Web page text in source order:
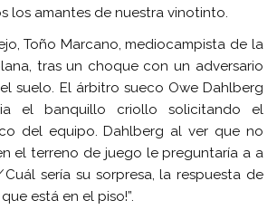
los amantes de nuestra vinotinto.
Toño Marcano, mediocampista de la
tras un choque con un adversario
suelo. El árbitro sueco Owe Dahlberg
el banquillo criollo solicitando el
del equipo. Dahlberg al ver que no
el terreno de juego le preguntaría a a
Cuál sería su sorpresa, la respuesta de
está en el piso!”.